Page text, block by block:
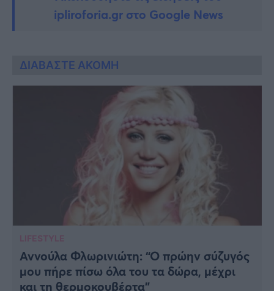
ipliroforia.gr στο Google News
ΔΙΑΒΑΣΤΕ ΑΚΟΜΗ
LIFESTYLE
Αννούλα Φλωρινιώτη: “Ο πρώην σύζυγός
μου πήρε πίσω όλα του τα δώρα, μέχρι
και τη θερμοκουβέρτα”